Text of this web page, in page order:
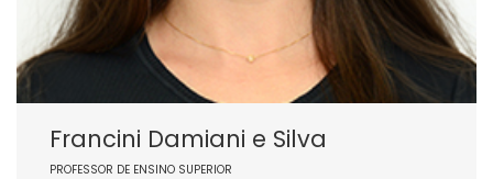
Francini Damiani e Silva
PROFESSOR DE ENSINO SUPERIOR